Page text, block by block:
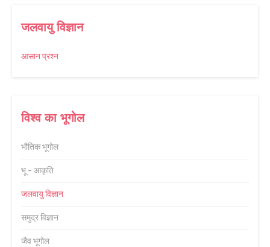
जलवायु विज्ञान
आसान प्रश्न
विश्व का भूगोल
भौतिक भूगोल
भू - आकृति
जलवायु विज्ञान
समुद्र विज्ञान
जैव भूगोल